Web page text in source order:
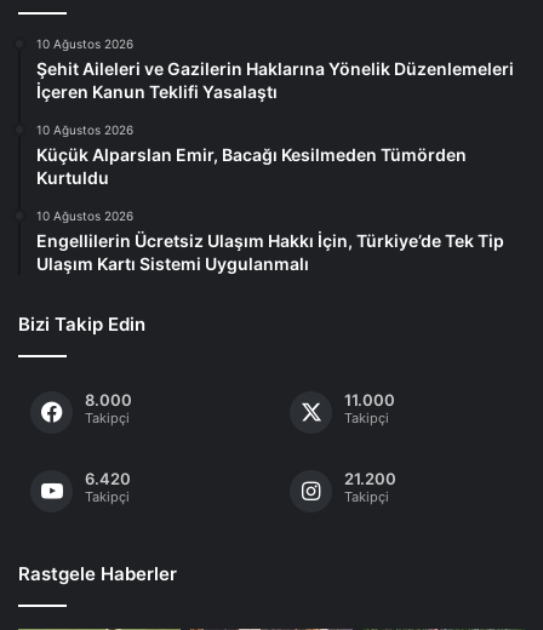
10 Ağustos 2026
Şehit Aileleri ve Gazilerin Haklarına Yönelik Düzenlemeleri
İçeren Kanun Teklifi Yasalaştı
10 Ağustos 2026
Küçük Alparslan Emir, Bacağı Kesilmeden Tümörden
Kurtuldu
10 Ağustos 2026
Engellilerin Ücretsiz Ulaşım Hakkı İçin, Türkiye’de Tek Tip
Ulaşım Kartı Sistemi Uygulanmalı
Bizi Takip Edin
8.000
Takipçi
11.000
Takipçi
6.420
Takipçi
21.200
Takipçi
Rastgele Haberler